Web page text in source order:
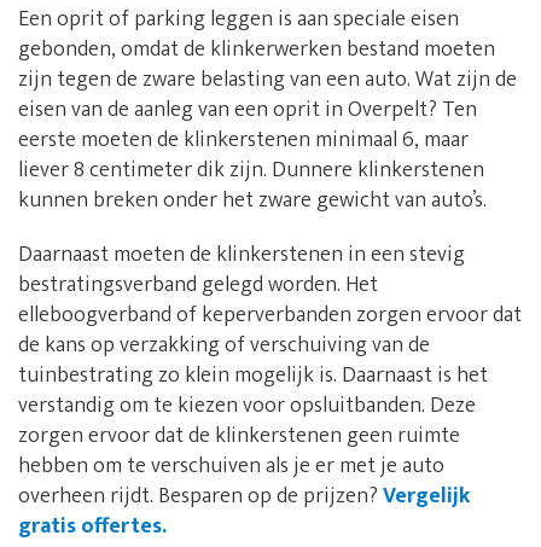
Een oprit of parking leggen is aan speciale eisen
gebonden, omdat de klinkerwerken bestand moeten
zijn tegen de zware belasting van een auto. Wat zijn de
eisen van de aanleg van een oprit in Overpelt? Ten
eerste moeten de klinkerstenen minimaal 6, maar
liever 8 centimeter dik zijn. Dunnere klinkerstenen
kunnen breken onder het zware gewicht van auto’s.
Daarnaast moeten de klinkerstenen in een stevig
bestratingsverband gelegd worden. Het
elleboogverband of keperverbanden zorgen ervoor dat
de kans op verzakking of verschuiving van de
tuinbestrating zo klein mogelijk is. Daarnaast is het
verstandig om te kiezen voor opsluitbanden. Deze
zorgen ervoor dat de klinkerstenen geen ruimte
hebben om te verschuiven als je er met je auto
overheen rijdt. Besparen op de prijzen?Vergelijk
gratis offertes.